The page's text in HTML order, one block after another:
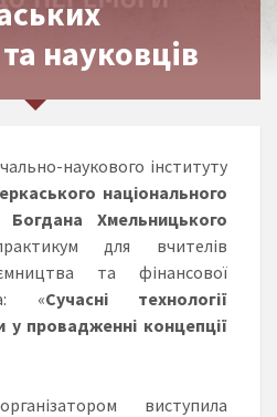
науковців
наукового інституту
національного
Богдана Хмельницького
для вчителів
та фінансової
«Сучасні технології
у провадженні концепції
виступила